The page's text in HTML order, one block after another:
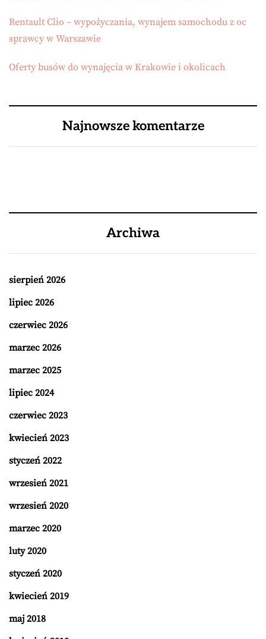
Rentault Clio – wypożyczania, wynajem samochodu z oc
sprawcy w Warszawie
Oferty busów do wynajęcia w Krakowie i okolicach
Najnowsze komentarze
Archiwa
sierpień 2026
lipiec 2026
czerwiec 2026
marzec 2026
marzec 2025
lipiec 2024
czerwiec 2023
kwiecień 2023
styczeń 2022
wrzesień 2021
wrzesień 2020
marzec 2020
luty 2020
styczeń 2020
kwiecień 2019
maj 2018